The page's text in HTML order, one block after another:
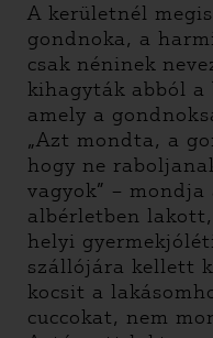
A kerületnél
gondnoka, a
csak néninek
kihagyták abból a
amely a
„Azt mondta, a
hogy ne
vagyok” –
albérletben
helyi
szállójára kellett
kocsit a
cuccokat, nem